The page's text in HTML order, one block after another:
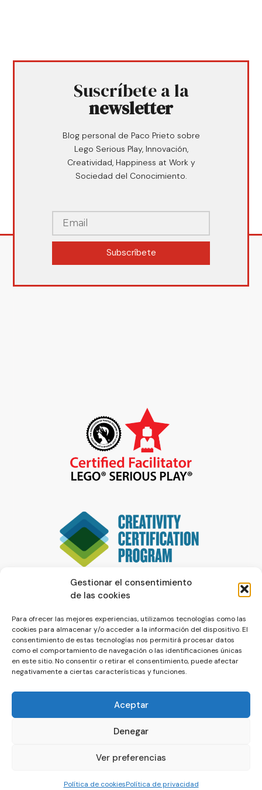
Gestionar el consentimiento
de las cookies
Para ofrecer las mejores experiencias, utilizamos tecnologías como las
cookies para almacenar y/o acceder a la información del dispositivo. El
consentimiento de estas tecnologías nos permitirá procesar datos
como el comportamiento de navegación o las identificaciones únicas
en este sitio. No consentir o retirar el consentimiento, puede afectar
negativamente a ciertas características y funciones.
Aceptar
Denegar
Ver preferencias
Política de cookiesPolítica de privacidad
Suscríbete a la
newsletter
Blog personal de Paco Prieto sobre
Lego Serious Play, Innovación,
Creatividad, Happiness at Work y
Sociedad del Conocimiento.
Subscríbete
© La Servilleta - El Blog de Paco Prieto
Política de cookiesPolítica de privacidad